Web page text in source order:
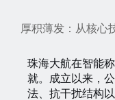
厚积薄发：从核心
珠海大航在智能
就。成立以来，
法、抗干扰结构